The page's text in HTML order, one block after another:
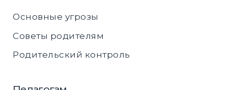
Основные угрозы
Советы родителям
Родительский контроль